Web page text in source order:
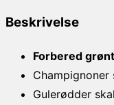
Beskrivelse
Forbered
Gulerødder